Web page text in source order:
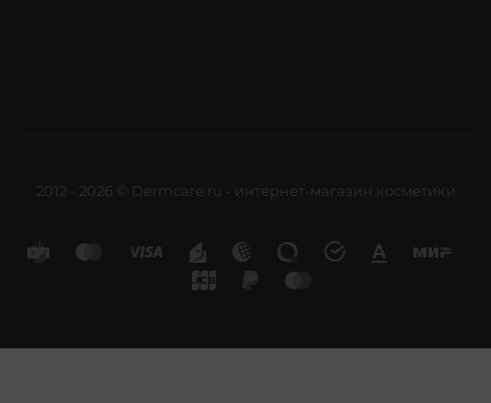
2012 - 2026 © Dermcare.ru - интернет-магазин косметики